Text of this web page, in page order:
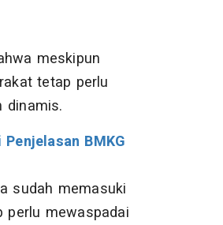
meskipun
tetap perlu
dinamis.
BMKG
sudah memasuki
perlu mewaspadai